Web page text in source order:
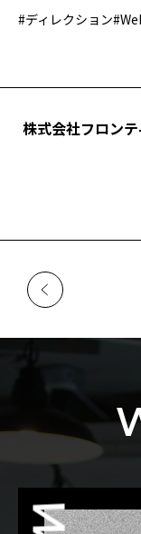
#ディレクション
株式会社フロン